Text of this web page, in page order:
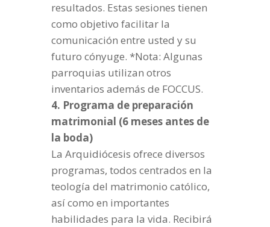
resultados. Estas sesiones tienen
como objetivo facilitar la
comunicación entre usted y su
futuro cónyuge. *Nota: Algunas
parroquias utilizan otros
inventarios además de FOCCUS.
4. Programa de preparación
matrimonial (6 meses antes de
la boda)
La Arquidiócesis ofrece diversos
programas, todos centrados en la
teología del matrimonio católico,
así como en importantes
habilidades para la vida. Recibirá